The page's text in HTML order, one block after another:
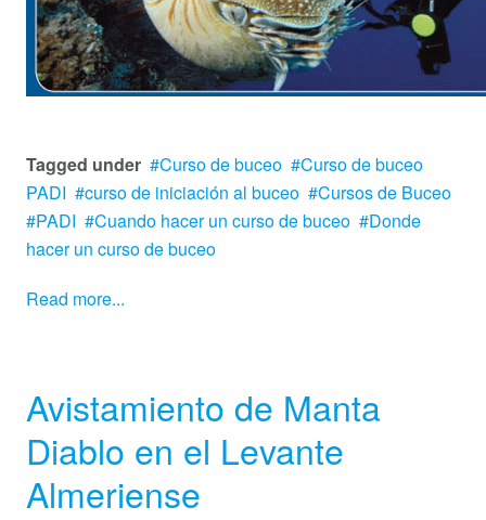
Tagged under Curso de buceo
Curso de buceo
PADI
curso de iniciación al buceo
Cursos de Buceo
PADI
Cuando hacer un curso de buceo
Donde
hacer un curso de buceo
Read more...
Avistamiento de Manta
Diablo en el Levante
Almeriense